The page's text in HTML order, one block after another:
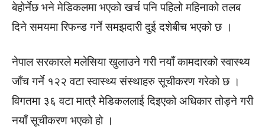
बेहोर्नेछ भने मेडिकलमा भएको खर्च पनि पहिलो महिनाको तलब
दिने समयमा रिफन्ड गर्ने समझदारी दुई दशेबीच भएको छ ।
नेपाल सरकारले मलेसिया खुलाउने गरी नयाँ कामदारको स्वास्थ्य
जाँच गर्ने १२२ वटा स्वास्थ्य संस्थाहरु सूचीकरण गरेको छ ।
विगतमा ३६ वटा मात्रै मेडिकललाई दिइएको अधिकार तोड्ने गरी
नयाँ सूचीकरण भएको हो ।